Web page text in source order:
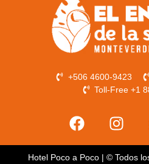
+506 4600-9423
Toll-Free +1
Hotel Poco a Poco | © Todos